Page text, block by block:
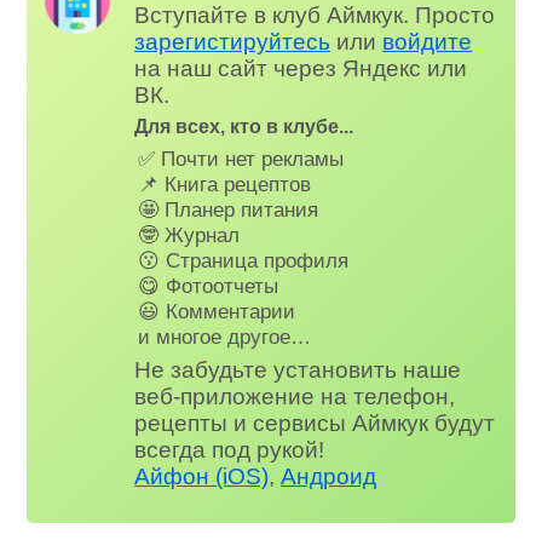
Вступайте в клуб Аймкук. Просто
зарегистируйтесь или войдите
на наш сайт через Яндекс или
ВК.
Для всех, кто в клубе...
✅ Почти нет рекламы
📌 Книга рецептов
🤩 Планер питания
🤓 Журнал
😗 Страница профиля
😋 Фотоотчеты
😃 Комментарии
и многое другое…
Не забудьте установить наше
веб-приложение на телефон,
рецепты и сервисы Аймкук будут
всегда под рукой!
Айфон (iOS),Андроид